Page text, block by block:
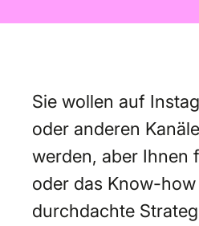
Sie wollen auf
oder anderen
werden, aber Ihnen
oder das Know-
durchdachte